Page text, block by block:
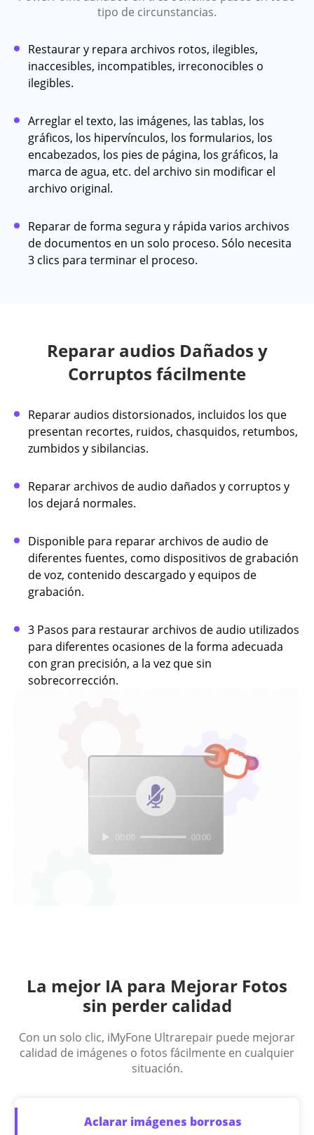
tipo de circunstancias.
Restaurar y repara archivos rotos, ilegibles,
inaccesibles, incompatibles, irreconocibles o
ilegibles.
Arreglar el texto, las imágenes, las tablas, los
gráficos, los hipervínculos, los formularios, los
encabezados, los pies de página, los gráficos, la
marca de agua, etc. del archivo sin modificar el
archivo original.
Reparar de forma segura y rápida varios archivos
de documentos en un solo proceso. Sólo necesita
3 clics para terminar el proceso.
Reparar audios Dañados y
Corruptos fácilmente
Reparar audios distorsionados, incluidos los que
presentan recortes, ruidos, chasquidos, retumbos,
zumbidos y sibilancias.
Reparar archivos de audio dañados y corruptos y
los dejará normales.
Disponible para reparar archivos de audio de
diferentes fuentes, como dispositivos de grabación
de voz, contenido descargado y equipos de
grabación.
3 Pasos para restaurar archivos de audio utilizados
para diferentes ocasiones de la forma adecuada
con gran precisión, a la vez que sin
sobrecorrección.
La mejor IA para Mejorar Fotos
sin perder calidad
Con un solo clic, iMyFone Ultrarepair puede mejorar
calidad de imágenes o fotos fácilmente en cualquier
situación.
Aclarar imágenes borrosas